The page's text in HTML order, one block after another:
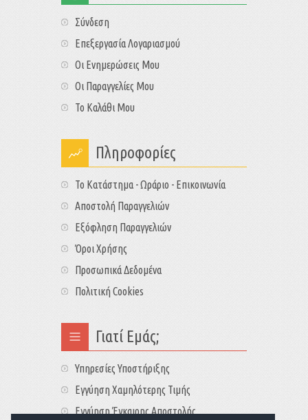
Σύνδεση
Επεξεργασία Λογαριασμού
Οι Ενημερώσεις Μου
Οι Παραγγελίες Μου
Το Καλάθι Μου
Πληροφορίες
Το Κατάστημα - Ωράριο - Επικοινωνία
Αποστολή Παραγγελιών
Εξόφληση Παραγγελιών
Όροι Χρήσης
Προσωπικά Δεδομένα
Πολιτική Cookies
Γιατί Εμάς;
Υπηρεσίες Υποστήριξης
Εγγύηση Χαμηλότερης Τιμής
Εγγύηση Έγκαιρης Αποστολής